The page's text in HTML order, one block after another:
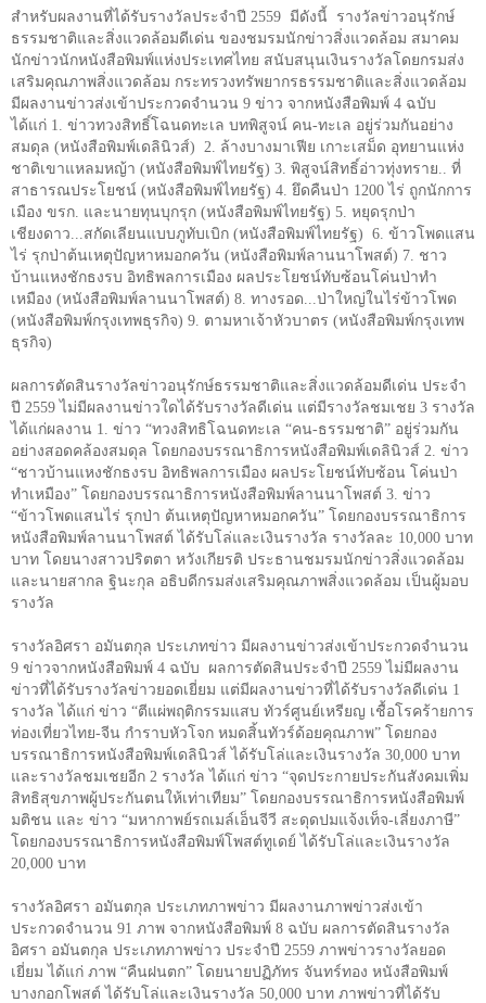
สำหรับผลงานที่ได้รับรางวัลประจำปี 2559 มีดังนี้
รางวัลข่าวอนุรักษ์
ธรรมชาติและสิ่งแวดล้อมดีเด่น ของชมรมนักข่าวสิ่งแวดล้อม สมาคม
นักข่าวนักหนังสือพิมพ์แห่งประเทศไทย สนับสนุนเงินรางวัลโดยกรมส่ง
เสริมคุณภาพสิ่งแวดล้อม กระทรวงทรัพยากรธรรมชาติและสิ่งแวดล้อม
มีผลงานข่าวส่งเข้าประกวดจำนวน 9 ข่าว จากหนังสือพิมพ์ 4 ฉบับ
ได้แก่ 1. ข่าวทวงสิทธิ์โฉนดทะเล บทพิสูจน์ คน-ทะเล อยู่ร่วมกันอย่าง
สมดุล (หนังสือพิมพ์เดลินิวส์) 2. ล้างบางมาเฟีย เกาะเสม็ด อุทยานแห่ง
ชาติเขาแหลมหญ้า (หนังสือพิมพ์ไทยรัฐ) 3. พิสูจน์สิทธิ์อ่าวทุ่งทราย.. ที่
สาธารณประโยชน์ (หนังสือพิมพ์ไทยรัฐ) 4. ยึดคืนป่า 1200 ไร่ ถูกนักการ
เมือง ขรก. และนายทุนบุกรุก (หนังสือพิมพ์ไทยรัฐ) 5. หยุดรุกป่า
เชียงดาว...สกัดเลียนแบบภูทับเบิก (หนังสือพิมพ์ไทยรัฐ) 6. ข้าวโพดแสน
ไร่ รุกป่าต้นเหตุปัญหาหมอกควัน (หนังสือพิมพ์ลานนาโพสต์) 7. ชาว
บ้านแหงชักธงรบ อิทธิพลการเมือง ผลประโยชน์ทับซ้อนโค่นป่าทำ
เหมือง (หนังสือพิมพ์ลานนาโพสต์) 8. ทางรอด...ป่าใหญ่ในไร่ข้าวโพด
(หนังสือพิมพ์กรุงเทพธุรกิจ) 9. ตามหาเจ้าหัวบาตร (หนังสือพิมพ์กรุงเทพ
ธุรกิจ)
ผลการตัดสินรางวัลข่าวอนุรักษ์ธรรมชาติและสิ่งแวดล้อมดีเด่น ประจำ
ปี 2559 ไม่มีผลงานข่าวใดได้รับรางวัลดีเด่น แต่มีรางวัลชมเชย 3 รางวัล
ได้แก่ผลงาน 1. ข่าว “ทวงสิทธิโฉนดทะเล “คน-ธรรมชาติ” อยู่ร่วมกัน
อย่างสอดคล้องสมดุล โดยกองบรรณาธิการหนังสือพิมพ์เดลินิวส์ 2. ข่าว
“ชาวบ้านแหงชักธงรบ อิทธิพลการเมือง ผลประโยชน์ทับซ้อน โค่นป่า
ทำเหมือง” โดยกองบรรณาธิการหนังสือพิมพ์ลานนาโพสต์ 3. ข่าว
“ข้าวโพดแสนไร่ รุกป่า ต้นเหตุปัญหาหมอกควัน” โดยกองบรรณาธิการ
หนังสือพิมพ์ลานนาโพสต์ ได้รับโล่และเงินรางวัล รางวัลละ 10,000 บาท
บาท โดยนางสาวปริตตา หวังเกียรติ ประธานชมรมนักข่าวสิ่งแวดล้อม
และนายสากล ฐินะกุล อธิบดีกรมส่งเสริมคุณภาพสิ่งแวดล้อม เป็นผู้มอบ
รางวัล
รางวัลอิศรา อมันตกุล ประเภทข่าว มีผลงานข่าวส่งเข้าประกวดจำนวน
9 ข่าวจากหนังสือพิมพ์ 4 ฉบับ ผลการตัดสินประจำปี 2559 ไม่มีผลงาน
ข่าวที่ได้รับรางวัลข่าวยอดเยี่ยม แต่มีผลงานข่าวที่ได้รับรางวัลดีเด่น 1
รางวัล ได้แก่ ข่าว “ตีแผ่พฤติกรรมแสบ ทัวร์ศูนย์เหรียญ เชื้อโรคร้ายการ
ท่องเที่ยวไทย-จีน กำราบหัวโจก หมดสิ้นทัวร์ด้อยคุณภาพ” โดยกอง
บรรณาธิการหนังสือพิมพ์เดลินิวส์ ได้รับโล่และเงินรางวัล 30,000 บาท
และรางวัลชมเชยอีก 2 รางวัล ได้แก่ ข่าว “จุดประกายประกันสังคมเพิ่ม
สิทธิสุขภาพผู้ประกันตนให้เท่าเทียม” โดยกองบรรณาธิการหนังสือพิมพ์
มติชน และ ข่าว “มหากาพย์รถเมล์เอ็นจีวี สะดุดปมแจ้งเท็จ-เลี่ยงภาษี”
โดยกองบรรณาธิการหนังสือพิมพ์โพสต์ทูเดย์ ได้รับโล่และเงินรางวัล
20,000 บาท
รางวัลอิศรา อมันตกุล ประเภทภาพข่าว มีผลงานภาพข่าวส่งเข้า
ประกวดจำนวน 91 ภาพ จากหนังสือพิมพ์ 8 ฉบับ ผลการตัดสินรางวัล
อิศรา อมันตกุล ประเภทภาพข่าว ประจำปี 2559 ภาพข่าวรางวัลยอด
เยี่ยม ได้แก่ ภาพ “คืนฝนตก” โดยนายปฏิภัทร จันทร์ทอง หนังสือพิมพ์
บางกอกโพสต์ ได้รับโล่และเงินรางวัล 50,000 บาท ภาพข่าวที่ได้รับ